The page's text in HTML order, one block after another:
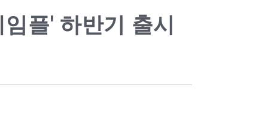
플' 하반기 출시